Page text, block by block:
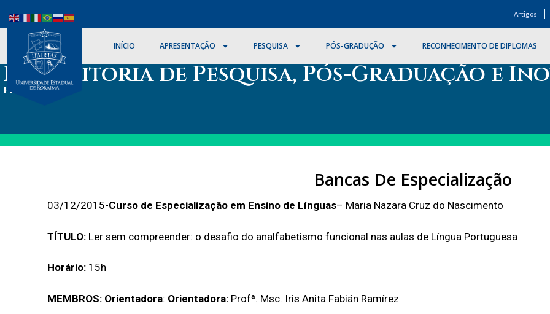
Artigos
INÍCIO APRESENTAÇÃO PESQUISA PÓS-GRADUÇÃO RECONHECIMENTO DE DIPLOMAS
Pró-Reitoria de Pesquisa, Pós-Graduação e
PROPEI/UERR
Bancas De Especialização
03/12/2015-Curso de Especialização em Ensino de Línguas– Maria Nazara Cruz do Nascimento
TÍTULO: Ler sem compreender: o desafio do analfabetismo funcional nas aulas de Língua Portuguesa
Horário: 15h
MEMBROS: Orientadora: Orientadora: Profª. Msc. Iris Anita Fabián Ramírez